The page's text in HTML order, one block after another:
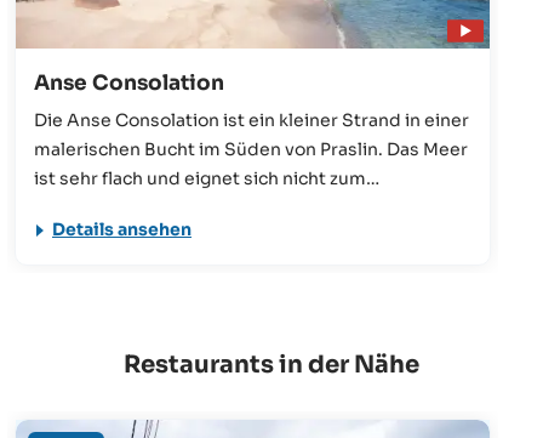
Anse Consolation
Die Anse Consolation ist ein kleiner Strand in einer
malerischen Bucht im Süden von Praslin. Das Meer
ist sehr flach und eignet sich nicht zum
nicht abhalten, denn die Granitfelsen- und
abgetrennten Pools spielen können.
Details ansehen
Restaurants in der Nähe